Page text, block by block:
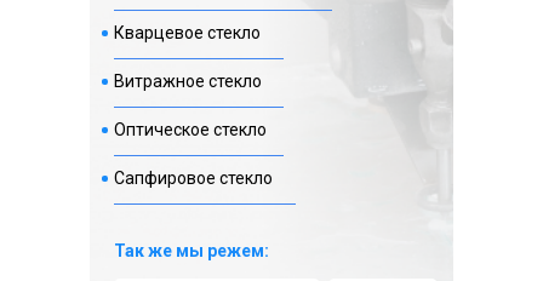
Кварцевое стекло
Витражное стекло
Оптическое стекло
Сапфировое стекло
Так же мы режем: